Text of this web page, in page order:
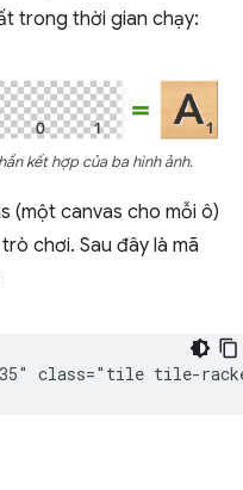
trong thời gian chạy:
kết hợp của ba hình ảnh.
(một canvas cho mỗi ô)
chơi. Sau đây là mã